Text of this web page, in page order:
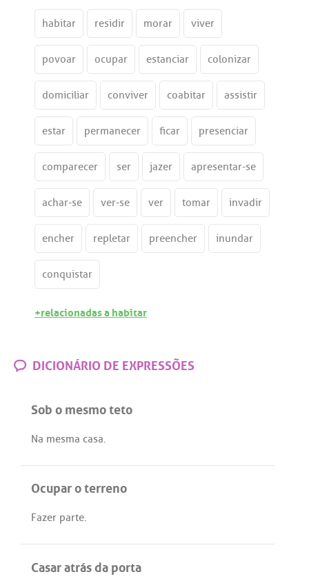
habitar residir morar viver
povoar ocupar estanciar colonizar
domiciliar conviver coabitar assistir
estar permanecer ficar presenciar
comparecer ser jazer apresentar-se
achar-se ver-se ver tomar invadir
encher repletar preencher inundar
conquistar
+relacionadas a habitar
DICIONÁRIO DE EXPRESSÕES
Sob o mesmo teto
Na mesma casa.
Ocupar o terreno
Fazer parte.
Casar atrás da porta